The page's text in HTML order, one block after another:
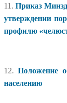
11. Приказ
утверждении
профилю
12.Положение
населению